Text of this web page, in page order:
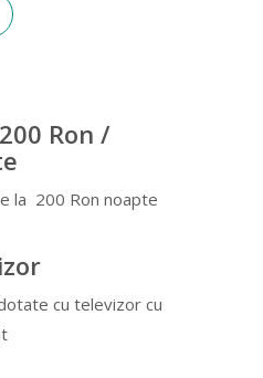
Ron /
la 200 Ron noapte
cu televizor cu